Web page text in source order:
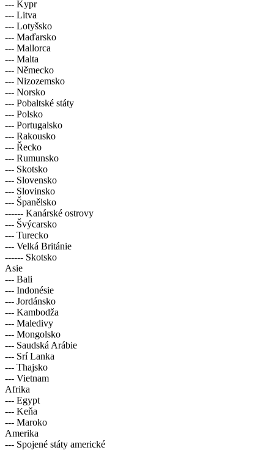
--- Kypr
--- Litva
--- Lotyšsko
--- Maďarsko
--- Mallorca
--- Malta
--- Německo
--- Nizozemsko
--- Norsko
--- Pobaltské státy
--- Polsko
--- Portugalsko
--- Rakousko
--- Řecko
--- Rumunsko
--- Skotsko
--- Slovensko
--- Slovinsko
--- Španělsko
------ Kanárské ostrovy
--- Švýcarsko
--- Turecko
--- Velká Británie
------ Skotsko
Asie
--- Bali
--- Indonésie
--- Jordánsko
--- Kambodža
--- Maledivy
--- Mongolsko
--- Saudská Arábie
--- Srí Lanka
--- Thajsko
--- Vietnam
Afrika
--- Egypt
--- Keňa
--- Maroko
Amerika
--- Spojené státy americké